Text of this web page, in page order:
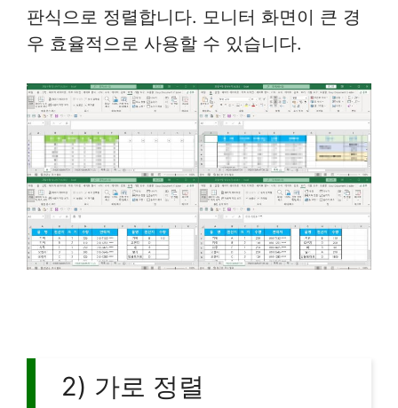
판식으로 정렬합니다. 모니터 화면이 큰 경
우 효율적으로 사용할 수 있습니다.
2) 가로 정렬